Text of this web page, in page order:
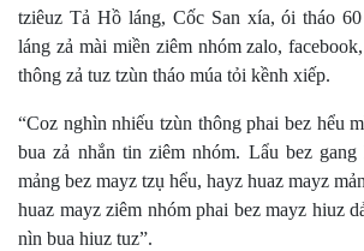
tziêuz Tả Hồ láng, Cốc San xía, ói tháo
láng zả mài miền ziêm nhóm zalo,
thông zả tuz tzùn tháo múa tỏi kềnh xiếp.
“Coz nghìn nhiếu tzùn thông phai bez hểu
bua zả nhắn tin ziêm nhóm. Lẩu bez
mảng bez mayz tzụ hểu, hayz huaz mayz
huaz mayz ziêm nhóm phai bez mayz hiuz
nìn bua hiuz tuz”.